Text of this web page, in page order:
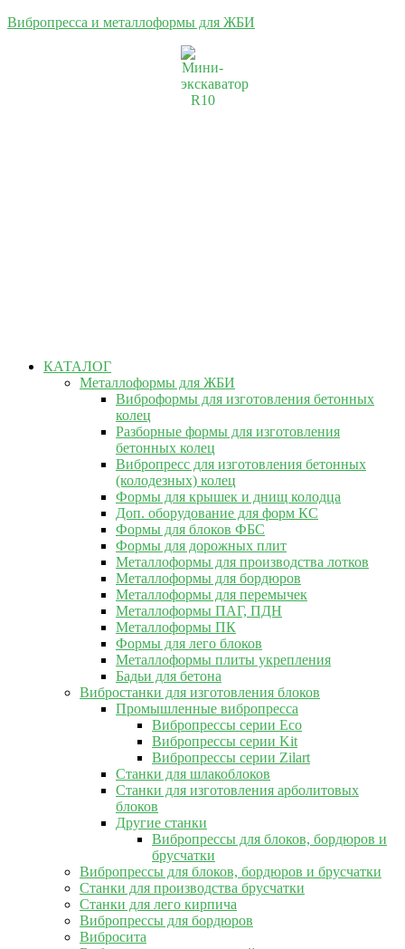
Вибропресса и металлоформы для ЖБИ
КАТАЛОГ
Металлоформы для ЖБИ
Виброформы для изготовления бетонных
колец
Разборные формы для изготовления
бетонных колец
Вибропресс для изготовления бетонных
(колодезных) колец
Формы для крышек и днищ колодца
Доп. оборудование для форм КС
Формы для блоков ФБС
Формы для дорожных плит
Металлоформы для производства лотков
Металлоформы для бордюров
Металлоформы для перемычек
Металлоформы ПАГ, ПДН
Металлоформы ПК
Формы для лего блоков
Металлоформы плиты укрепления
Бадьи для бетона
Вибростанки для изготовления блоков
Промышленные вибропресса
Вибропрессы серии Eco
Вибропрессы серии Kit
Вибропрессы серии Zilart
Станки для шлакоблоков
Станки для изготовления арболитовых
блоков
Другие станки
Вибропрессы для блоков, бордюров и
брусчатки
Вибропрессы для блоков, бордюров и брусчатки
Станки для производства брусчатки
Станки для лего кирпича
Вибропрессы для бордюров
Вибросита